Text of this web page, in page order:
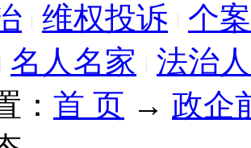
维权投诉
个
名人名家
法治
： 首 页 → 政企